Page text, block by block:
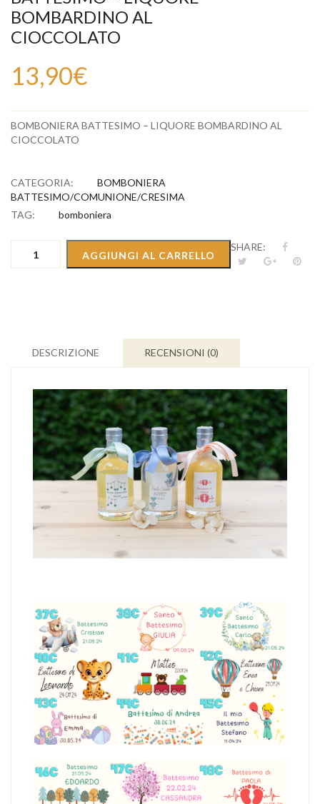
BOMBARDINO AL
CIOCCOLATO
13,90€
BOMBONIERA BATTESIMO – LIQUORE BOMBARDINO AL
CIOCCOLATO
CATEGORIA:
BOMBONIERA
BATTESIMO/COMUNIONE/CRESIMA
TAG:
bomboniera
BATTESIMO
AGGIUNGI AL CARRELLO
SHARE:
DESCRIZIONE RECENSIONI (0)